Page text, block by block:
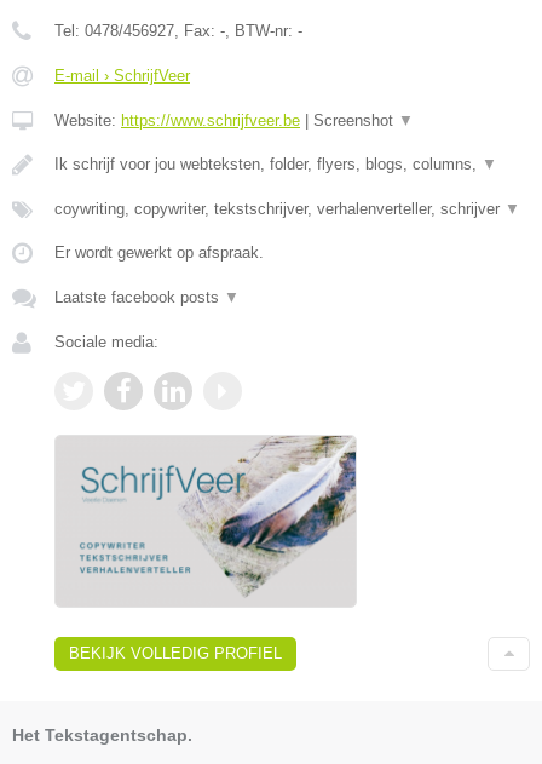
Tel: 0478/456927, Fax: -, BTW-nr: -
E-mail › SchrijfVeer
Website: https://www.schrijfveer.be Screenshot ▼
Ik schrijf voor jou webteksten, folder, flyers, blogs, columns, ▼
coywriting, copywriter, tekstschrijver, verhalenverteller, schrijver ▼
Er wordt gewerkt op afspraak.
Laatste facebook posts ▼
Sociale media:
BEKIJK VOLLEDIG PROFIEL
Het Tekstagentschap.